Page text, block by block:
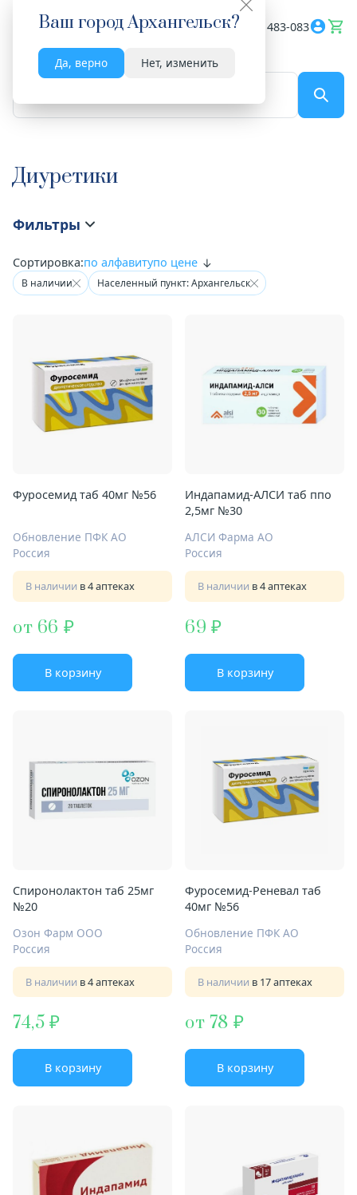
Ваш городАрхангельск?
Да, верно Нет, изменить
Весь сайт 8182 483-083
Диуретики
Фильтры
Сортировка:по алфавитупо цене
В наличии Населенный пункт: Архангельск
Фуросемид таб 40мг №56
Обновление ПФК АО
Россия
В наличии в 4 аптеках
от 66
В корзину
Индапамид-АЛСИ таб ппо
2,5мг №30
АЛСИ Фарма АО
Россия
В наличии в 4 аптеках
69
В корзину
Спиронолактон таб 25мг
№20
Озон Фарм ООО
Россия
В наличии в 4 аптеках
74,5
В корзину
Фуросемид-Реневал таб
40мг №56
Обновление ПФК АО
Россия
В наличии в 17 аптеках
от 78
В корзину